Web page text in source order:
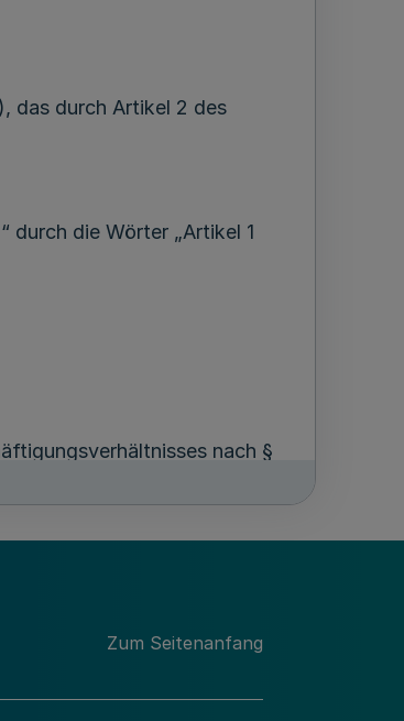
das durch Artikel 2 des
durch die Wörter „Artikel 1
nach §
werden. Personen, die am
des vorangehenden
Zum Seitenanfang